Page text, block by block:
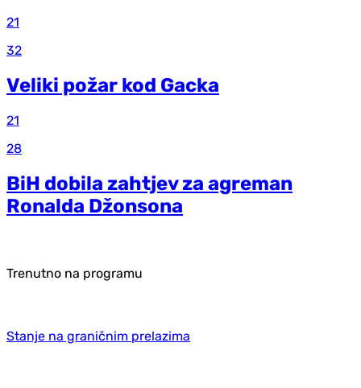
21
32
Veliki požar kod Gacka
21
28
BiH dobila zahtjev za agreman
Ronalda Džonsona
Trenutno na programu
Stanje na graničnim prelazima